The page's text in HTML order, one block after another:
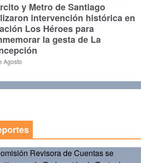
y Metro de Santiago
intervención histórica en
Los Héroes para
la gesta de La
Agosto